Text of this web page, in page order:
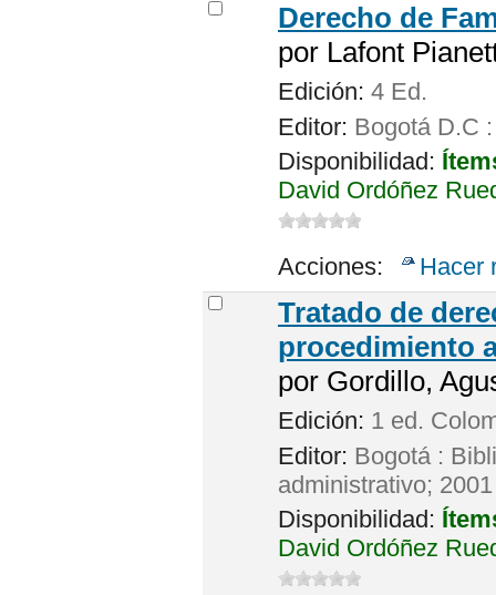
Derecho de
por Lafont
Edición: 4 Ed.
Editor: Bogotá D.C
Disponibilidad:
David Ordóñez
Acciones: Hacer
Tratado de
procedimiento
por Gordillo,
Edición: 1 ed.
Editor: Bogotá :
administrativo; 2001
Disponibilidad:
David Ordóñez